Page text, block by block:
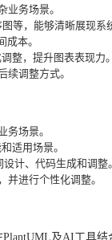
务场景。
等，能够清晰展现系
本。
整，提升图表表现力。
调整方式。
场景。
适用场景。
计、代码生成和调整。
进行个性化调整。
及AI工具结